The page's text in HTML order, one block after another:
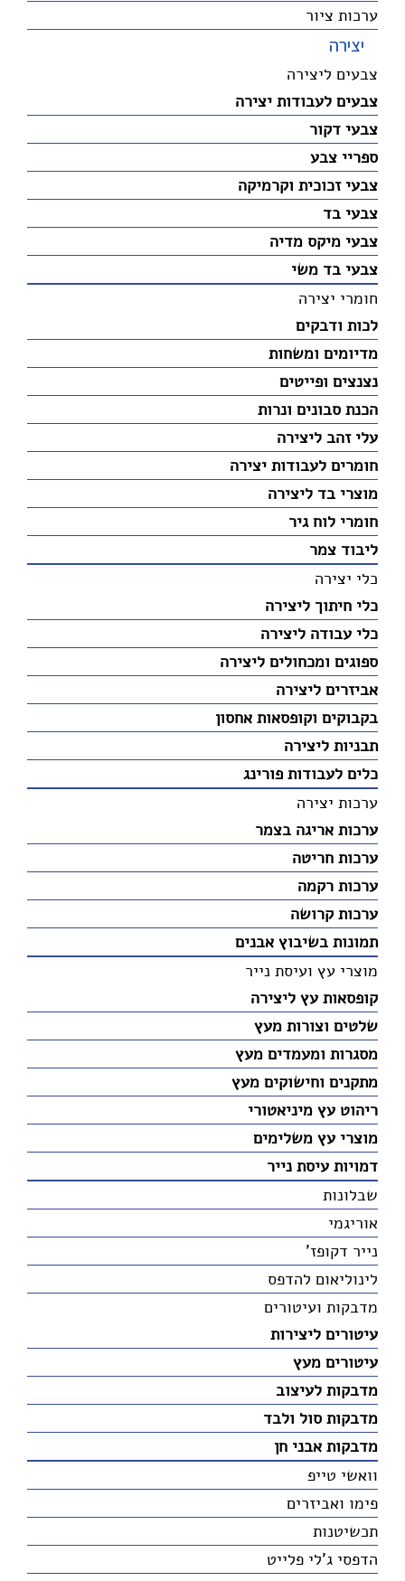
ערכות ציור
יצירה
צבעים ליצירה
צבעים לעבודות יצירה
צבעי דקור
ספריי צבע
צבעי זכוכית וקרמיקה
צבעי בד
צבעי מיקס מדיה
צבעי בד משי
חומרי יצירה
לכות ודבקים
מדיומים ומשחות
נצנצים ופייטים
הכנת סבונים ונרות
עלי זהב ליצירה
חומרים לעבודות יצירה
מוצרי בד ליצירה
חומרי לוח גיר
ליבוד צמר
כלי יצירה
כלי חיתוך ליצירה
כלי עבודה ליצירה
ספוגים ומכחולים ליצירה
אביזרים ליצירה
בקבוקים וקופסאות אחסון
תבניות ליצירה
כלים לעבודות פורינג
ערכות יצירה
ערכות אריגה בצמר
ערכות חריטה
ערכות רקמה
ערכות קרושה
תמונות בשיבוץ אבנים
מוצרי עץ ועיסת נייר
קופסאות עץ ליצירה
שלטים וצורות מעץ
מסגרות ומעמדים מעץ
מתקנים וחישוקים מעץ
ריהוט עץ מיניאטורי
מוצרי עץ משלימים
דמויות עיסת נייר
שבלונות
אוריגמי
נייר דקופז'
לינוליאום להדפס
מדבקות ועיטורים
עיטורים ליצירות
עיטורים מעץ
מדבקות לעיצוב
מדבקות סול ולבד
מדבקות אבני חן
וואשי טייפ
פימו ואביזרים
תכשיטנות
הדפסי ג'לי פלייט